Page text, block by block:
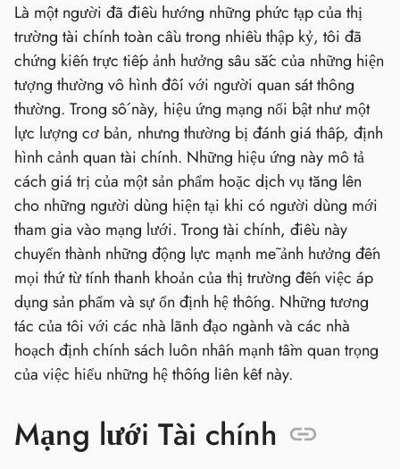
Là một người đã điều hướng những phức tạp của thị
trường tài chính toàn cầu trong nhiều thập kỷ, tôi đã
chứng kiến ​​trực tiếp ảnh hưởng sâu sắc của những hiện
tượng thường vô hình đối với người quan sát thông
thường. Trong số này, hiệu ứng mạng nổi bật như một
lực lượng cơ bản, nhưng thường bị đánh giá thấp, định
hình cảnh quan tài chính. Những hiệu ứng này mô tả
cách giá trị của một sản phẩm hoặc dịch vụ tăng lên
cho những người dùng hiện tại khi có người dùng mới
tham gia vào mạng lưới. Trong tài chính, điều này
chuyển thành những động lực mạnh mẽ ảnh hưởng đến
mọi thứ từ tính thanh khoản của thị trường đến việc áp
dụng sản phẩm và sự ổn định hệ thống. Những tương
tác của tôi với các nhà lãnh đạo ngành và các nhà
hoạch định chính sách luôn nhấn mạnh tầm quan trọng
của việc hiểu những hệ thống liên kết này.
Mạng lưới Tài chính